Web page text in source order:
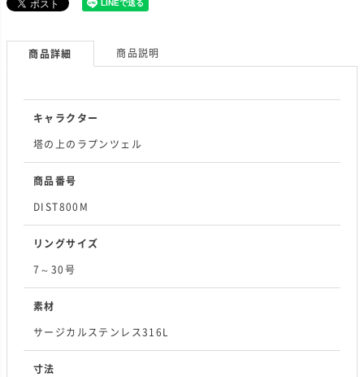
商品詳細 商品説明
キャラクター
塔の上のラプンツェル
商品番号
DIST800M
リングサイズ
7～30号
素材
サージカルステンレス316L
寸法